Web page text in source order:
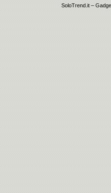
SoloTrend.it –